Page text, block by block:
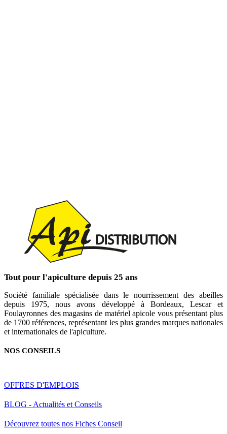
Tout pour l'apiculture depuis 25 ans
Société familiale spécialisée dans le nourrissement des abeilles
depuis 1975, nous avons développé à Bordeaux, Lescar et
Foulayronnes des magasins de matériel apicole vous présentant plus
de 1700 références, représentant les plus grandes marques nationales
et internationales de l'apiculture.
NOS CONSEILS
OFFRES D'EMPLOIS
BLOG - Actualités et Conseils
Découvrez toutes nos Fiches Conseil